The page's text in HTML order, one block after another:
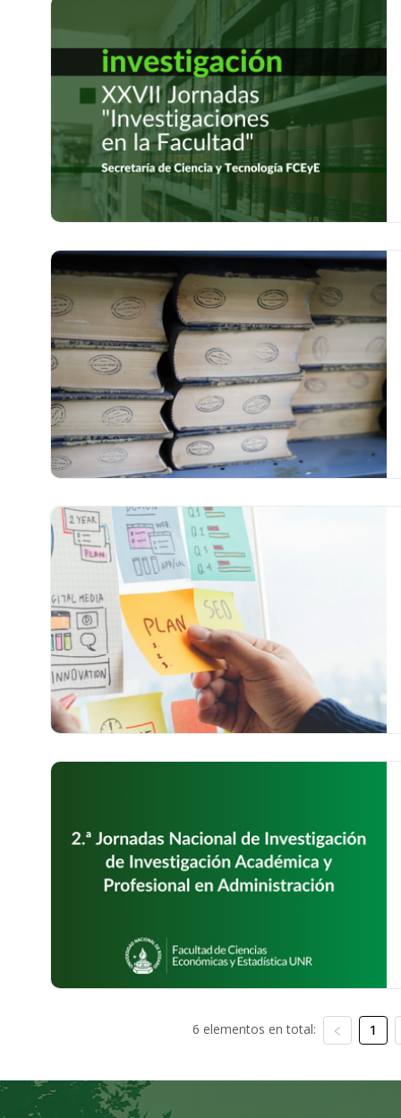
6 elementos en total: 1